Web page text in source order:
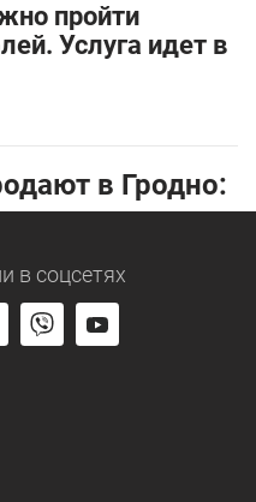
пройти
Услуга идет в
в Гродно:
в соцсетях